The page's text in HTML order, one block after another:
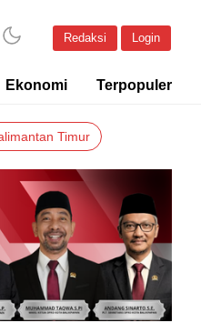
Redaksi Login
Ekonomi Terpopuler
Timur